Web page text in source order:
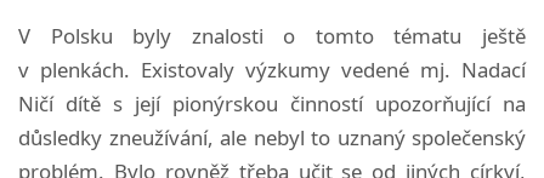
V Polsku byly znalosti o tomto tématu ještě
v plenkách. Existovaly výzkumy vedené mj. Nadací
Ničí dítě s její pionýrskou činností upozorňující na
důsledky zneužívání, ale nebyl to uznaný společenský
problém. Bylo rovněž třeba učit se od jiných církví,